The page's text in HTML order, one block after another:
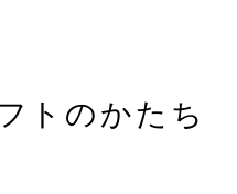
トのかたち